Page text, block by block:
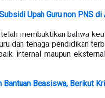
Upah Guru non PNS di
membuktikan bahwa
dan tenaga pendidikan
internal maupun
Bantuan Beasiswa, Berikut